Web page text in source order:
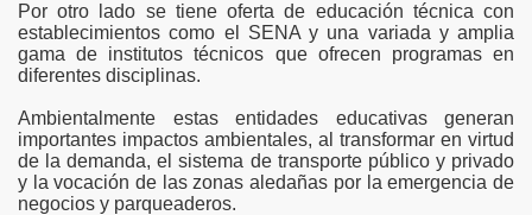
Por otro lado se tiene oferta de educación técnica con
establecimientos como el SENA y una variada y amplia
gama de institutos técnicos que ofrecen programas en
diferentes disciplinas.
Ambientalmente estas entidades educativas generan
importantes impactos ambientales, al transformar en virtud
de la demanda, el sistema de transporte público y privado
y la vocación de las zonas aledañas por la emergencia de
negocios y parqueaderos.